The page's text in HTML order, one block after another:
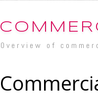
Overview of